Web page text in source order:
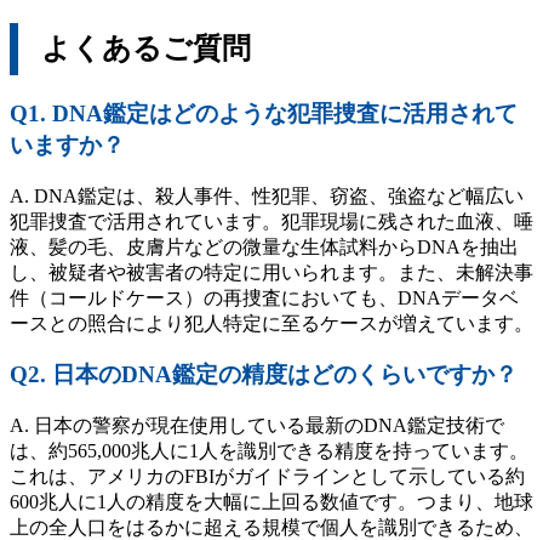
よくあるご質問
Q1. DNA鑑定はどのような犯罪捜査に活用されて
いますか？
A. DNA鑑定は、殺人事件、性犯罪、窃盗、強盗など幅広い
犯罪捜査で活用されています。犯罪現場に残された血液、唾
液、髪の毛、皮膚片などの微量な生体試料からDNAを抽出
し、被疑者や被害者の特定に用いられます。また、未解決事
件（コールドケース）の再捜査においても、DNAデータベ
ースとの照合により犯人特定に至るケースが増えています。
Q2. 日本のDNA鑑定の精度はどのくらいですか？
A. 日本の警察が現在使用している最新のDNA鑑定技術で
は、約565,000兆人に1人を識別できる精度を持っています。
これは、アメリカのFBIがガイドラインとして示している約
600兆人に1人の精度を大幅に上回る数値です。つまり、地球
上の全人口をはるかに超える規模で個人を識別できるため、